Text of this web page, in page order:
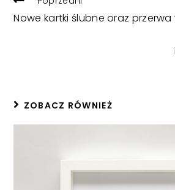
ARTICLES
Nowe kartki ślubne oraz
ZOBACZ RÓWNIEŻ